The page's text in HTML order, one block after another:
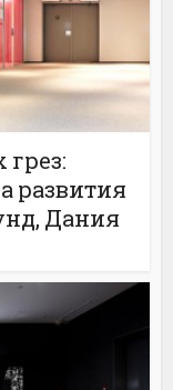
развития
Дания